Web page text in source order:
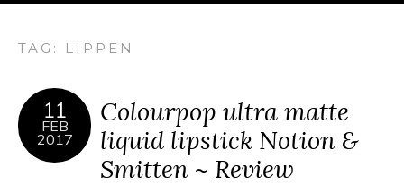
TAG: LIPPEN
11
FEB
2017
Colourpop ultra matte
liquid lipstick Notion &
Smitten ~ Review